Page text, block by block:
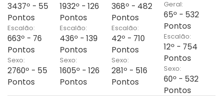
3437º - 55
Pontos
Escalão:
663º - 76
Pontos
Sexo:
2760º - 55
Pontos
1932º - 126
Pontos
Escalão:
436º - 139
Pontos
Sexo:
1605º - 126
Pontos
368º - 482
Pontos
Escalão:
42º - 710
Pontos
Sexo:
281º - 516
Pontos
Geral:
65º - 532
Pontos
Escalão:
12º - 754
Pontos
Sexo:
60º - 532
Pontos